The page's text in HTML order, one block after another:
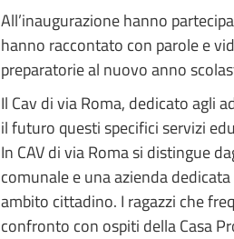
All’inaugurazione hanno
hanno raccontato con parole e
preparatorie al nuovo anno
Il Cav di via Roma, dedicato agli
il futuro questi specifici servizi
In CAV di via Roma si distingue
comunale e una azienda
ambito cittadino. I ragazzi che
confronto con ospiti della Casa